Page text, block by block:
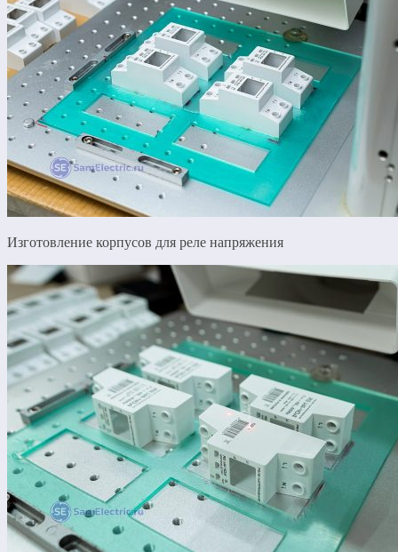
Изготовление корпусов для реле напряжения